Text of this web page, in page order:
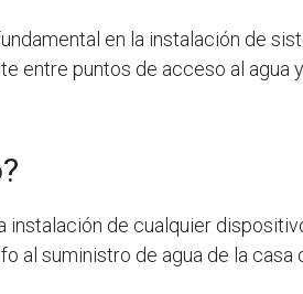
en la instalación de
entre puntos de acceso al
instalación de cualquier
al suministro de agua de la casa